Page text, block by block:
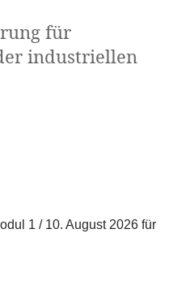
für
industriellen
1 / 10. August 2026 für